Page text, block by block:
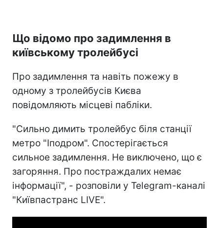
Що відомо про задимлення в
київському тролейбусі
Про задимлення та навіть пожежу в
одному з тролейбусів Києва
повідомляють місцеві пабліки.
"Сильно димить тролейбус біля станції
метро "Іподром". Спостерігається
сильное задимлення. Не виключено, що є
загоряння. Про постраждалих немає
інформації", - розповіли у Telegram-каналі
"Київпастранс LIVE".